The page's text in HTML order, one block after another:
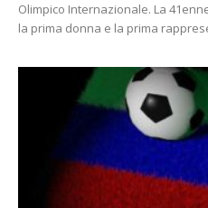
Olimpico Internazionale. La
la prima donna e la prima